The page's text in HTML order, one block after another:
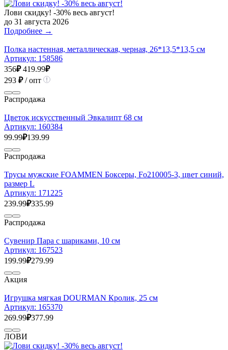
Лови скидку! -30% весь август!
до 31 августа 2026
Подробнее →
Полка настенная, металлическая, черная, 26*13,5*13,5 см
Артикул: 158586
356₽ 419.99₽
293 ₽/ опт
Распродажа
Цветок искусственный Эвкалипт 68 см
Артикул: 160384
99.99₽139.99
Распродажа
Трусы мужские FOAMMEN Боксеры, Fo210005-3, цвет синий,
размер L
Артикул: 171225
239.99₽335.99
Распродажа
Сувенир Пара с шариками, 10 см
Артикул: 167523
199.99₽279.99
Акция
Игрушка мягкая DOURMAN Кролик, 25 см
Артикул: 165370
269.99₽377.99
ЛОВИ